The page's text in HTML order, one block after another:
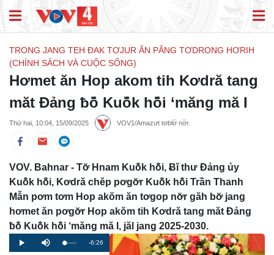
TRONG JANG TEH ĐAK TƠJUR ĂN PĂNG TƠDRONG HƠRIH
(CHÍNH SÁCH VÀ CUỘC SỐNG)
Hơmet ăn Hop akom tih Kơdră tang
măt Đảng ƀô̆ Kuô̆k hô̆i ‘măng mă I
Thứ hai, 10:04, 15/09/2025 VOV1/Amazưt tơblơ̆ nơ̆r.
VOV. Bahnar - Tơ̆ Hnam Kuô̆k hô̆i, Ƀĭ thư Đảng ủy
Kuô̆k hô̆i, Kơdră chĕp pơgơ̆r Kuô̆k hô̆i Trần Thanh
Mẫn pơm tơm Hop akŏm ăn tơgop nơ̆r găh bơ̆ jang
hơmet ăn pơgơ̆r Hop akŏm tih Kơdră tang măt Đảng
ƀô̆ Kuô̆k hô̆i ‘măng mă I, jăl jang 2025-2030.
Play Mute Loaded
0%
Progress
0%
Remaining
-6:26